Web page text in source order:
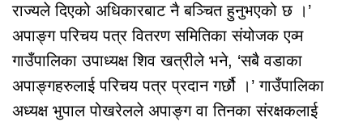
राज्यले दिएको अधिकारबाट नै बञ्चित हुनुभएको छ ।’
अपाङ्ग परिचय पत्र वितरण समितिका संयोजक एव्म
गाउँपालिका उपाध्यक्ष शिव खत्रीले भने, ‘सबै वडाका
अपाङ्गहरुलाई परिचय पत्र प्रदान गर्छौ ।’ गाउँपालिका
अध्यक्ष भुपाल पोखरेलले अपाङ्ग वा तिनका संरक्षकलाई